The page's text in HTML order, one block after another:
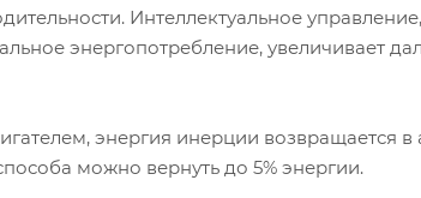
Интеллектуальное
энергопотребление, увеличивает
энергия инерции возвращается в
можно вернуть до 5% энергии.